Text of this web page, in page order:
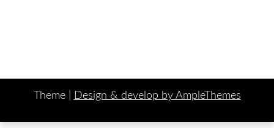
Theme | Design & develop by AmpleThemes